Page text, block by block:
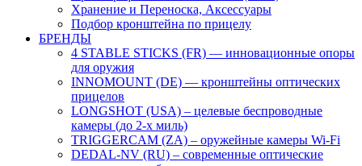
Хранение и Переноска, Аксессуары
Подбор кронштейна по прицелу
БРЕНДЫ
4 STABLE STICKS (FR) — инновационные опоры
для оружия
INNOMOUNT (DE) — кронштейны оптических
прицелов
LONGSHOT (USA) – целевые беспроводные
камеры (до 2-х миль)
TRIGGERCAM (ZA) – оружейные камеры Wi-Fi
DEDAL-NV (RU) – современные оптические